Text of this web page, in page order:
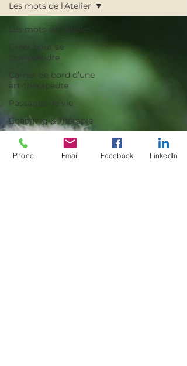
Les mots de l'Atelier
Créer pour se
comprendre
Carnet de bord d’une
art-thérapeute
Passages de vie
Coaching & Thérapie
Les mots de l'Atelier
Phone Email Facebook LinkedIn